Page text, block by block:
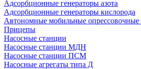
Адсорбционные генераторы азота
Адсорбционные генераторы кислорода
Автономные мобильные опрессовочные
Прицепы
Насосные станции
Насосные станции МДН
Насосные станции ПСМ
Насосные агрегаты типа Д